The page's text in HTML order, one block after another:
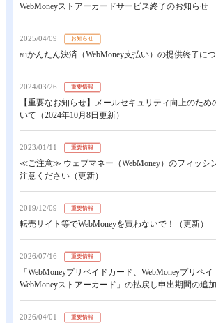
WebMoneyストアーカードサービス終了のお知らせ
2025/04/09 お知らせ
auかんたん決済（WebMoney支払い）の提供終了に
2024/03/26 重要情報
【重要なお知らせ】メールセキュリティ向上のため
いて（2024年10月8日更新）
2023/01/11 重要情報
≪ご注意≫ ウェブマネー（WebMoney）のフィッシ
注意ください（更新）
2019/12/09 重要情報
転売サイト等でWebMoneyを買わないで！（更新）
2026/07/16 重要情報
「WebMoneyプリペイドカード、WebMoneyプリペイ
WebMoneyストアーカード」の払戻し申出期間の追
2026/04/01 重要情報